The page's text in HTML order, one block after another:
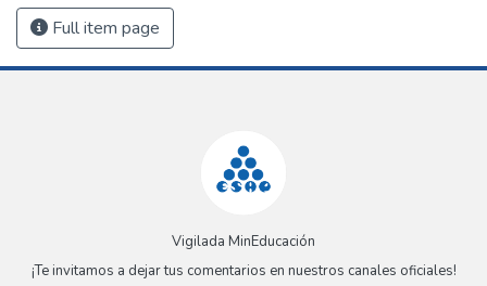
Full item page
Vigilada MinEducación
¡Te invitamos a dejar tus comentarios en nuestros canales oficiales!